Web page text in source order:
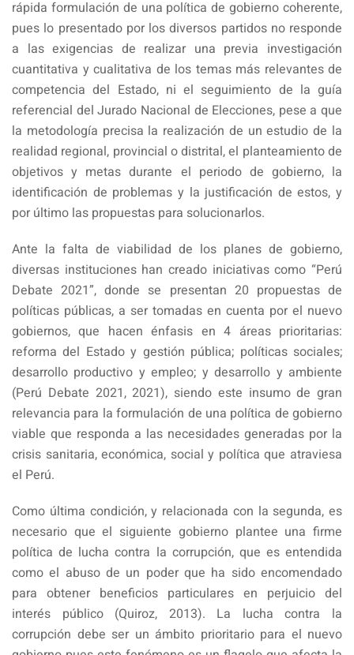
rápida formulación de una política de gobierno coherente,
pues lo presentado por los diversos partidos no responde
a las exigencias de realizar una previa investigación
cuantitativa y cualitativa de los temas más relevantes de
competencia del Estado, ni el seguimiento de la guía
referencial del Jurado Nacional de Elecciones, pese a que
la metodología precisa la realización de un estudio de la
realidad regional, provincial o distrital, el planteamiento de
objetivos y metas durante el periodo de gobierno, la
identificación de problemas y la justificación de estos, y
por último las propuestas para solucionarlos.
Ante la falta de viabilidad de los planes de gobierno,
diversas instituciones han creado iniciativas como “Perú
Debate 2021”, donde se presentan 20 propuestas de
políticas públicas, a ser tomadas en cuenta por el nuevo
gobiernos, que hacen énfasis en 4 áreas prioritarias:
reforma del Estado y gestión pública; políticas sociales;
desarrollo productivo y empleo; y desarrollo y ambiente
(Perú Debate 2021, 2021), siendo este insumo de gran
relevancia para la formulación de una política de gobierno
viable que responda a las necesidades generadas por la
crisis sanitaria, económica, social y política que atraviesa
el Perú.
Como última condición, y relacionada con la segunda, es
necesario que el siguiente gobierno plantee una firme
política de lucha contra la corrupción, que es entendida
como el abuso de un poder que ha sido encomendado
para obtener beneficios particulares en perjuicio del
interés público (Quiroz, 2013). La lucha contra la
corrupción debe ser un ámbito prioritario para el nuevo